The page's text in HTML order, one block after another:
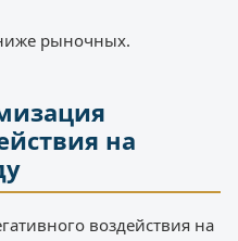
рыночных.
на
воздействия на